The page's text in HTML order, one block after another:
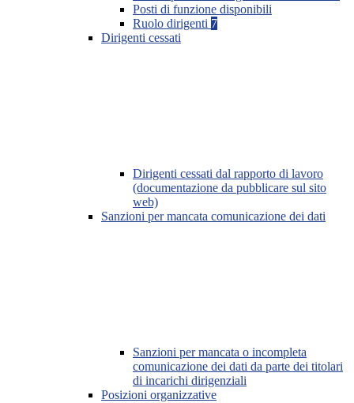
Posti di funzione disponibili
Ruolo dirigenti 7
Dirigenti cessati
Dirigenti cessati dal rapporto di lavoro
(documentazione da pubblicare sul sito
web)
Sanzioni per mancata comunicazione dei dati
Sanzioni per mancata o incompleta
comunicazione dei dati da parte dei titolari
di incarichi dirigenziali
Posizioni organizzative